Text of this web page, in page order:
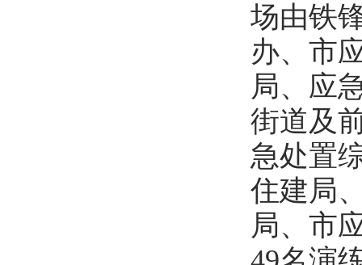
场由铁
办、市
局、应
街道及
急处置
住建局
局、市